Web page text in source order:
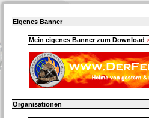
Eigenes Banner
Mein eigenes Banner zum Download
Organisationen